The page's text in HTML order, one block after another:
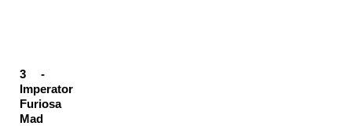
3 -
Imperator
Furiosa
Mad